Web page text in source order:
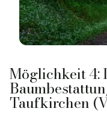
Möglichkeit 4:
Taufkirchen